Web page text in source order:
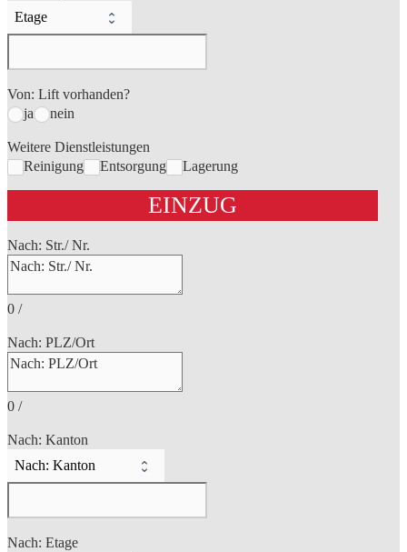
Von: Lift vorhanden?
ja
nein
Weitere Dienstleistungen
Reinigung
Entsorgung Lagerung
EINZUG
Nach: Str./ Nr.
0 /
Nach: PLZ/Ort
0 /
Nach: Kanton
Nach: Etage